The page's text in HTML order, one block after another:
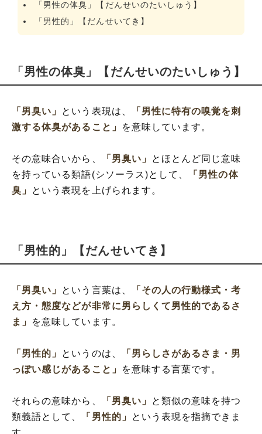
「男性の体臭」【だんせいのたいしゅう】
「男性的」【だんせいてき】
「男性の体臭」【だんせいのたいしゅう】
「男臭い」 という表現は、
「男性に特有の嗅覚を刺
激する体臭があること」
を意味しています。
その意味合いから、 「男臭い」
とほとんど同じ意味
を持っている類語(シソーラス)として、
「男性の体
臭」
という表現を上げられます。
「男性的」【だんせいてき】
「男臭い」 という言葉は、
「その人の行動様式・考
え方・態度などが非常に男らしくて男性的であるさ
ま」
を意味しています。
「男性的」 というのは、
「男らしさがあるさま・男
っぽい感じがあること」
を意味する言葉です。
それらの意味から、 「男臭い」
と類似の意味を持つ
類義語として、
「男性的」
という表現を指摘できま